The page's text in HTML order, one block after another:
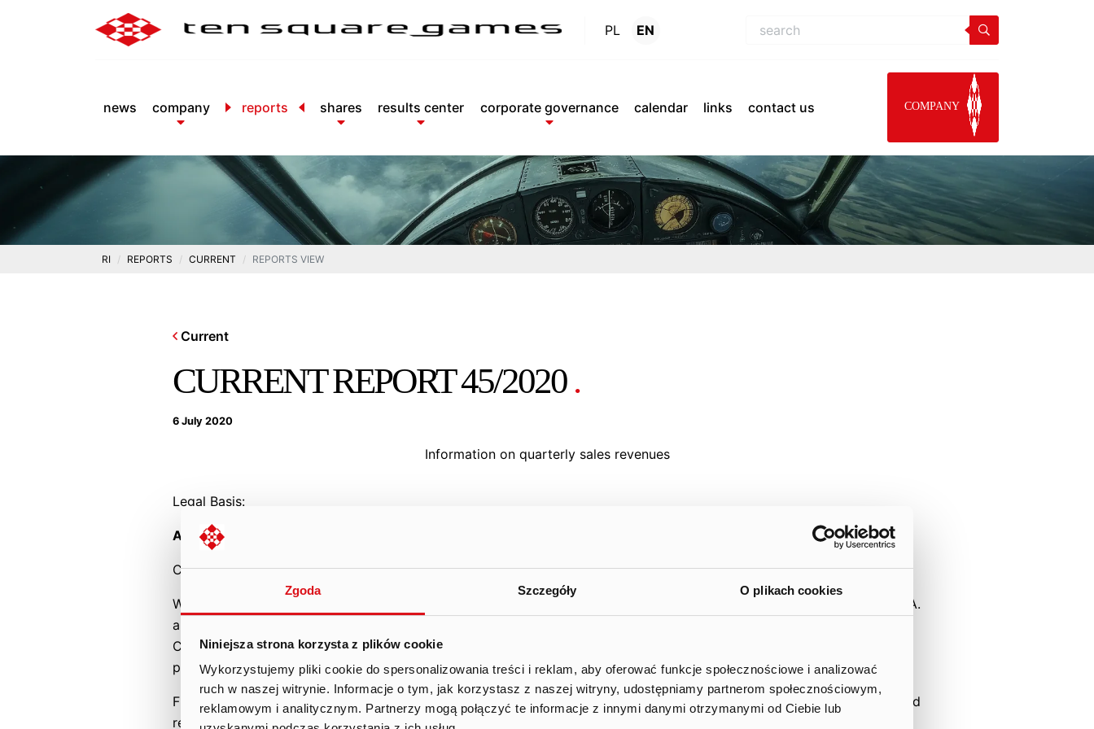
Zgoda Szczegóły O plikach cookies
Niniejsza strona korzysta z plików cookie
Wykorzystujemy pliki cookie do spersonalizowania treści i reklam, aby oferować funkcje społecznościowe i analizować
ruch w naszej witrynie. Informacje o tym, jak korzystasz z naszej witryny, udostępniamy partnerom społecznościowym,
reklamowym i analitycznym. Partnerzy mogą połączyć te informacje z innymi danymi otrzymanymi od Ciebie lub
PL EN
news company reports shares results center corporate governance calendar links contact us COMPANY
Reports.
RI REPORTS CURRENT REPORTS VIEW
Current
CURRENT REPORT 45/2020 .
6 July 2020
Information on quarterly sales revenues
Legal Basis:
Art. 17(1) MAR – confidential information
Content of the report:
With a view to ensuring a transparent and effective information policy, the Management Board of Ten Square Games S.A.
announces that the estimated consolidated sales revenues, excluding deferred revenue, of the Ten Square Games
Capital Group, in the second quarter of 2020 amounted to PLN 169,5 million compared to PLN 94,9 million in the
previous quarter (excluding deferred revenue).
From the estimated revenue PLN 157,2 million was generated by Fishing Clash, which accounted for 93% of consolidated
revenue.